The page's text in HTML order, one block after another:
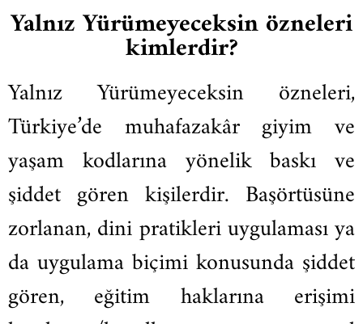
Yalnız Yürümeyeceksin özneleri
kimlerdir?
Yalnız Yürümeyeceksin özneleri,
Türkiye’de muhafazakâr giyim ve
yaşam kodlarına yönelik baskı ve
şiddet gören kişilerdir. Başörtüsüne
zorlanan, dini pratikleri uygulaması ya
da uygulama biçimi konusunda şiddet
gören, eğitim haklarına erişimi